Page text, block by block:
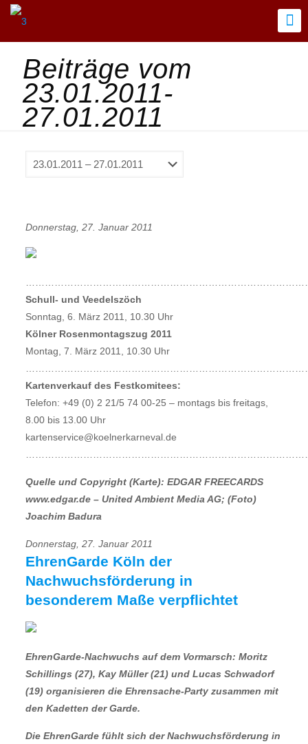
Beiträge vom
23.01.2011-
27.01.2011
Donnerstag, 27. Januar 2011
Schull- und Veedelszöch
Sonntag, 6. März 2011, 10.30 Uhr
Kölner Rosenmontagszug 2011
Montag, 7. März 2011, 10.30 Uhr
Kartenverkauf des Festkomitees:
Telefon: +49 (0) 2 21/5 74 00-25 – montags bis freitags,
8.00 bis 13.00 Uhr
kartenservice@koelnerkarneval.de
Quelle und Copyright (Karte): EDGAR FREECARDS
www.edgar.de – United Ambient Media AG; (Foto)
Joachim Badura
Donnerstag, 27. Januar 2011
EhrenGarde Köln der
Nachwuchsförderung in
besonderem Maße verpflichtet
EhrenGarde-Nachwuchs auf dem Vormarsch: Moritz
Schillings (27), Kay Müller (21) und Lucas Schwadorf
(19) organisieren die Ehrensache-Party zusammen mit
den Kadetten der Garde.
Die EhrenGarde fühlt sich der Nachwuchsförderung in